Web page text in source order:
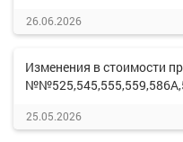
26.06.2026
Изменения в стоимости
25.05.2026